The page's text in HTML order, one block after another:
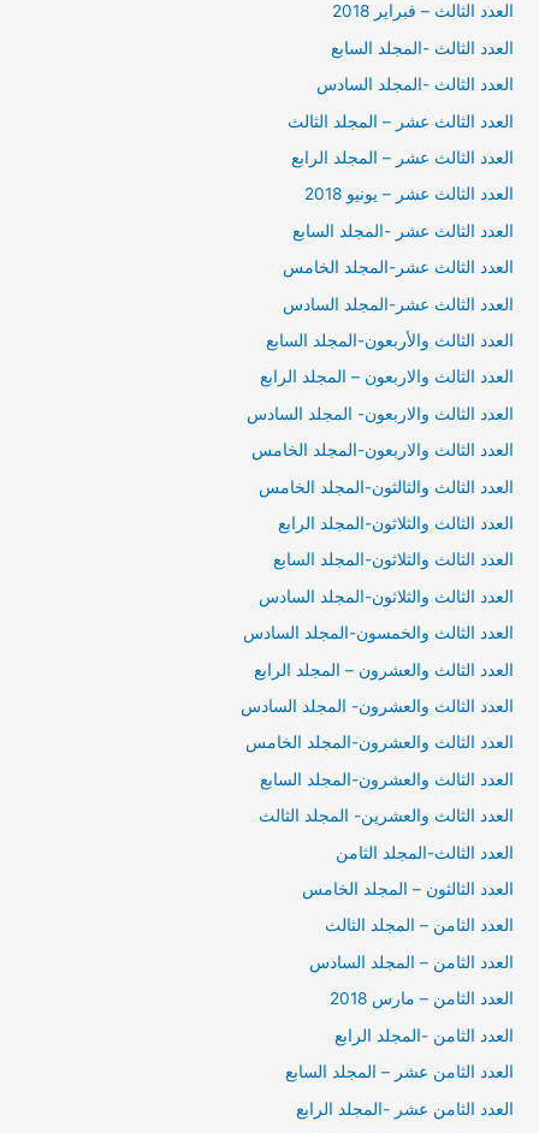
العدد الثالث – فبراير 2018
العدد الثالث -المجلد السابع
العدد الثالث -المجلد السادس
العدد الثالث عشر – المجلد الثالث
العدد الثالث عشر – المجلد الرابع
العدد الثالث عشر – يونيو 2018
العدد الثالث عشر -المجلد السابع
العدد الثالث عشر-المجلد الخامس
العدد الثالث عشر-المجلد السادس
العدد الثالث والأربعون-المجلد السابع
العدد الثالث والاربعون – المجلد الرابع
العدد الثالث والاربعون- المجلد السادس
العدد الثالث والاربعون-المجلد الخامس
العدد الثالث والثالثون-المجلد الخامس
العدد الثالث والثلاثون-المجلد الرابع
العدد الثالث والثلاثون-المجلد السابع
العدد الثالث والثلاثون-المجلد السادس
العدد الثالث والخمسون-المجلد السادس
العدد الثالث والعشرون – المجلد الرابع
العدد الثالث والعشرون- المجلد السادس
العدد الثالث والعشرون-المجلد الخامس
العدد الثالث والعشرون-المجلد السابع
العدد الثالث والعشرين- المجلد الثالث
العدد الثالث-المجلد الثامن
العدد الثالثون – المجلد الخامس
العدد الثامن – المجلد الثالث
العدد الثامن – المجلد السادس
العدد الثامن – مارس 2018
العدد الثامن -المجلد الرابع
العدد الثامن عشر – المجلد السابع
العدد الثامن عشر -المجلد الرابع